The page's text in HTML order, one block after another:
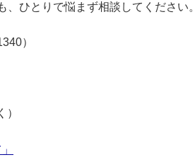
ひとりで悩まず相談してください。
）